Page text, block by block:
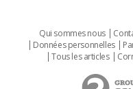
Qui sommes nous
Données personnelles
Tous les articles